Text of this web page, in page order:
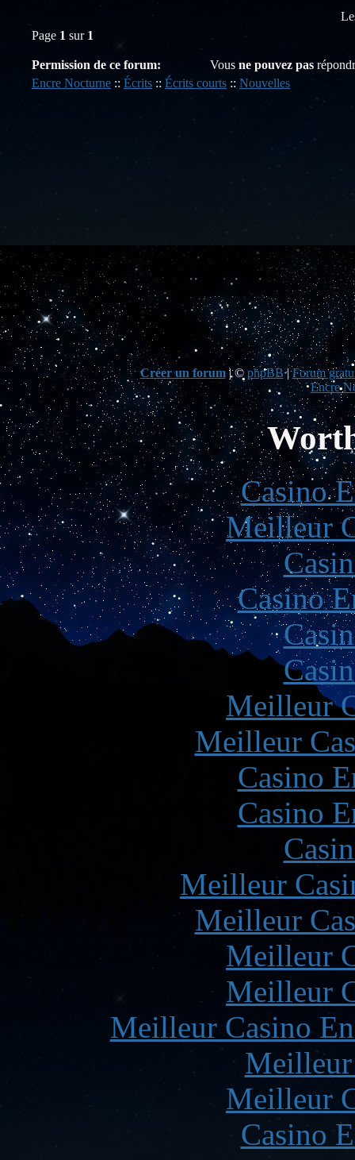
Page 1 sur 1
Permission de ce forum: Vous ne pouvez pas
Encre Nocturne :: Écrits :: Écrits courts :: Nouvelles
Créer un forum|© phpBB|Forum
Encre
Casino
Meilleur
Casino
Meilleur
Meilleur
Casino
Casino
Meilleur
Meilleur
Meilleur
Meilleur
Meilleur Casino
Meilleur
Meilleur
Casino